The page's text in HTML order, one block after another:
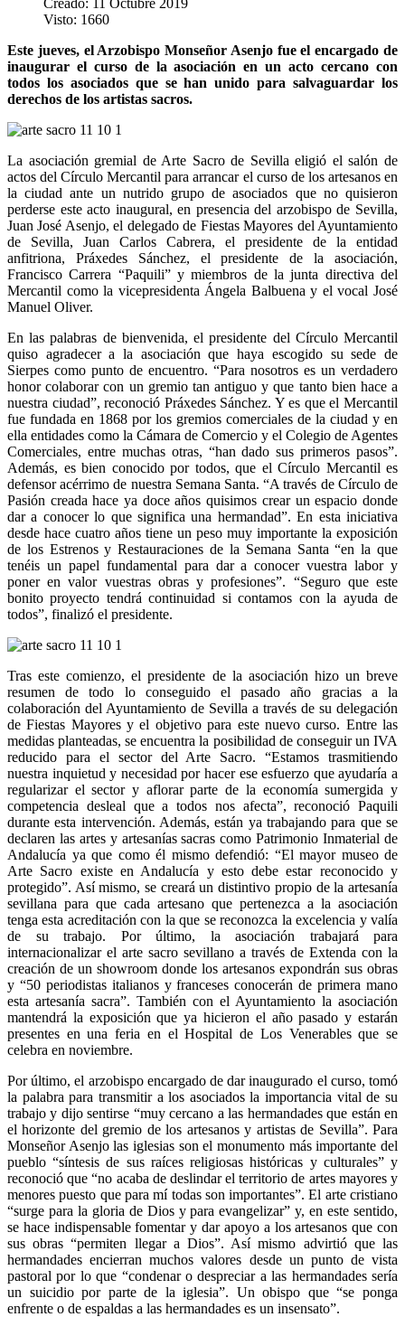
Visto: 1660
Este jueves, el Arzobispo Monseñor Asenjo fue el encargado de
inaugurar el curso de la asociación en un acto cercano con
todos los asociados que se han unido para salvaguardar los
derechos de los artistas sacros.
La asociación gremial de Arte Sacro de Sevilla eligió el salón de
actos del Círculo Mercantil para arrancar el curso de los artesanos en
la ciudad ante un nutrido grupo de asociados que no quisieron
perderse este acto inaugural, en presencia del arzobispo de Sevilla,
Juan José Asenjo, el delegado de Fiestas Mayores del Ayuntamiento
de Sevilla, Juan Carlos Cabrera, el presidente de la entidad
anfitriona, Práxedes Sánchez, el presidente de la asociación,
Francisco Carrera “Paquili” y miembros de la junta directiva del
Mercantil como la vicepresidenta Ángela Balbuena y el vocal José
Manuel Oliver.
En las palabras de bienvenida, el presidente del Círculo Mercantil
quiso agradecer a la asociación que haya escogido su sede de
Sierpes como punto de encuentro. “Para nosotros es un verdadero
honor colaborar con un gremio tan antiguo y que tanto bien hace a
nuestra ciudad”, reconoció Práxedes Sánchez. Y es que el Mercantil
fue fundada en 1868 por los gremios comerciales de la ciudad y en
ella entidades como la Cámara de Comercio y el Colegio de Agentes
Comerciales, entre muchas otras, “han dado sus primeros pasos”.
Además, es bien conocido por todos, que el Círculo Mercantil es
defensor acérrimo de nuestra Semana Santa. “A través de Círculo de
Pasión creada hace ya doce años quisimos crear un espacio donde
dar a conocer lo que significa una hermandad”. En esta iniciativa
desde hace cuatro años tiene un peso muy importante la exposición
de los Estrenos y Restauraciones de la Semana Santa “en la que
tenéis un papel fundamental para dar a conocer vuestra labor y
poner en valor vuestras obras y profesiones”. “Seguro que este
bonito proyecto tendrá continuidad si contamos con la ayuda de
todos”, finalizó el presidente.
Tras este comienzo, el presidente de la asociación hizo un breve
resumen de todo lo conseguido el pasado año gracias a la
colaboración del Ayuntamiento de Sevilla a través de su delegación
de Fiestas Mayores y el objetivo para este nuevo curso. Entre las
medidas planteadas, se encuentra la posibilidad de conseguir un IVA
reducido para el sector del Arte Sacro. “Estamos trasmitiendo
nuestra inquietud y necesidad por hacer ese esfuerzo que ayudaría a
regularizar el sector y aflorar parte de la economía sumergida y
competencia desleal que a todos nos afecta”, reconoció Paquili
durante esta intervención. Además, están ya trabajando para que se
declaren las artes y artesanías sacras como Patrimonio Inmaterial de
Andalucía ya que como él mismo defendió: “El mayor museo de
Arte Sacro existe en Andalucía y esto debe estar reconocido y
protegido”. Así mismo, se creará un distintivo propio de la artesanía
sevillana para que cada artesano que pertenezca a la asociación
tenga esta acreditación con la que se reconozca la excelencia y valía
de su trabajo. Por último, la asociación trabajará para
internacionalizar el arte sacro sevillano a través de Extenda con la
creación de un showroom donde los artesanos expondrán sus obras
y “50 periodistas italianos y franceses conocerán de primera mano
esta artesanía sacra”. También con el Ayuntamiento la asociación
mantendrá la exposición que ya hicieron el año pasado y estarán
presentes en una feria en el Hospital de Los Venerables que se
celebra en noviembre.
Por último, el arzobispo encargado de dar inaugurado el curso, tomó
la palabra para transmitir a los asociados la importancia vital de su
trabajo y dijo sentirse “muy cercano a las hermandades que están en
el horizonte del gremio de los artesanos y artistas de Sevilla”. Para
Monseñor Asenjo las iglesias son el monumento más importante del
pueblo “síntesis de sus raíces religiosas históricas y culturales” y
reconoció que “no acaba de deslindar el territorio de artes mayores y
menores puesto que para mí todas son importantes”. El arte cristiano
“surge para la gloria de Dios y para evangelizar” y, en este sentido,
se hace indispensable fomentar y dar apoyo a los artesanos que con
sus obras “permiten llegar a Dios”. Así mismo advirtió que las
hermandades encierran muchos valores desde un punto de vista
pastoral por lo que “condenar o despreciar a las hermandades sería
un suicidio por parte de la iglesia”. Un obispo que “se ponga
enfrente o de espaldas a las hermandades es un insensato”.